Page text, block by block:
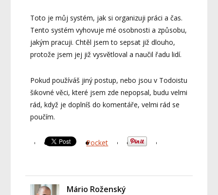
Toto je můj systém, jak si organizuji práci a čas.
Tento systém vyhovuje mé osobnosti a způsobu,
jakým pracuji. Chtěl jsem to sepsat již dlouho,
protože jsem jej již vysvětloval a naučil řadu lidí.
Pokud používáš jiný postup, nebo jsou v Todoistu
šikovné věci, které jsem zde nepopsal, budu velmi
rád, když je doplníš do komentáře, velmi rád se
poučím.
Pocket
Mário Roženský